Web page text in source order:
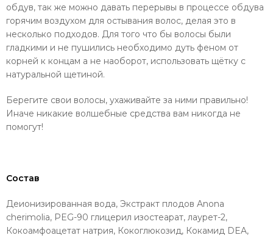
обдув, так же можно давать перерывы в процессе обдува
горячим воздухом для остывания волос, делая это в
несколько подходов. Для того что бы волосы были
гладкими и не пушились необходимо дуть феном от
корней к концам а не наоборот, использовать щётку с
натуральной щетиной.
Берегите свои волосы, ухаживайте за ними правильно!
Иначе никакие волшебные средства вам никогда не
помогут!
Состав
Деионизированная вода, Экстракт плодов Anona
cherimolia, PEG-90 глицерил изостеарат, лаурет-2,
Кокоамфоацетат натрия, Кокоглюкозид, Кокамид DEA,